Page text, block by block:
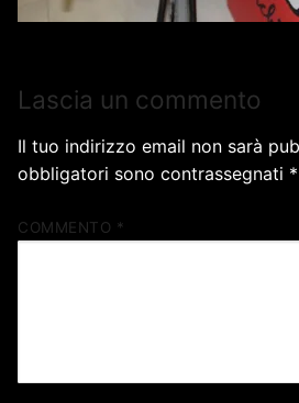
Lascia un commento
Il tuo indirizzo email non sarà
obbligatori sono contrassegnati *
COMMENTO *